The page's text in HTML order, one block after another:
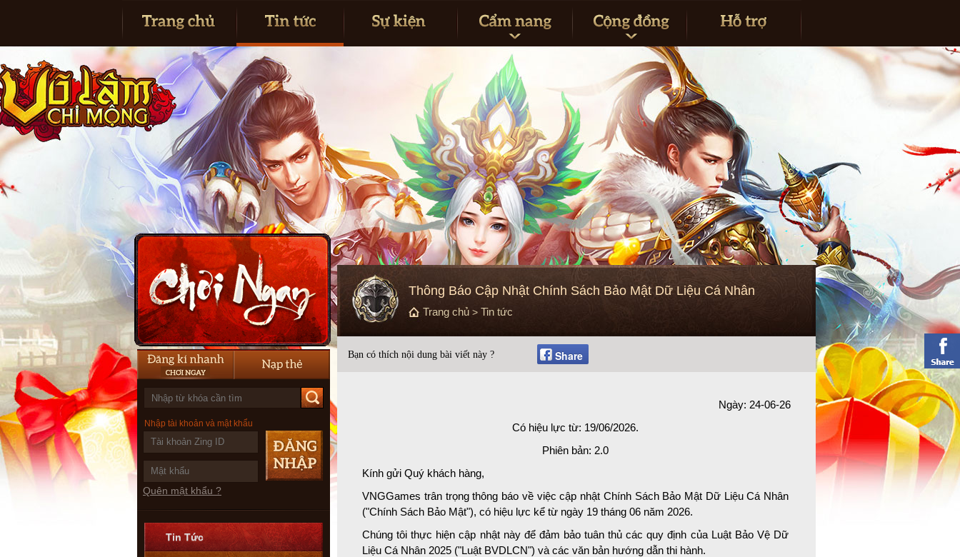
Nhập tài khoản và mật khẩu
Quên mật khẩu ?
Tin Tức
Thông Báo Cập Nhật Chính Sách Bảo Mật Dữ Liệu Cá Nhân
Trang chủ > Tin tức
Bạn có thích nội dung bài viết này ? Share
Ngày: 24-06-26
Có hiệu lực từ: 19/06/2026.
Phiên bản: 2.0
Kính gửi Quý khách hàng,
VNGGames trân trọng thông báo về việc cập nhật Chính Sách Bảo Mật Dữ Liệu Cá Nhân
("Chính Sách Bảo Mật"), có hiệu lực kể từ ngày 19 tháng 06 năm 2026.
Chúng tôi thực hiện cập nhật này để đảm bảo tuân thủ các quy định của Luật Bảo Vệ Dữ
Liệu Cá Nhân 2025 ("Luật BVDLCN") và các văn bản hướng dẫn thi hành.